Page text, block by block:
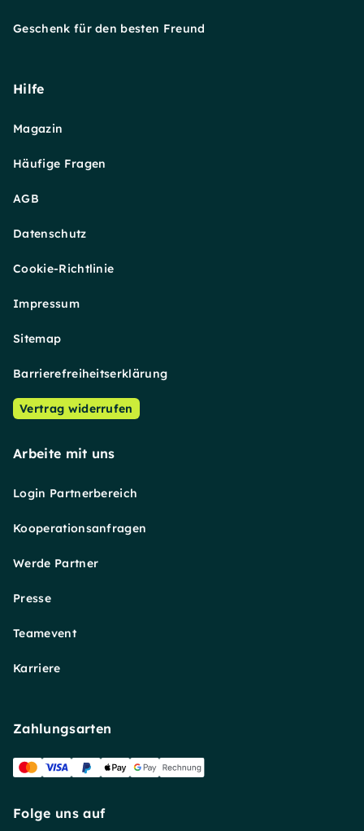
Geschenk für den besten Freund
Hilfe
Magazin
Häufige Fragen
AGB
Datenschutz
Cookie-Richtlinie
Impressum
Sitemap
Barrierefreiheitserklärung
Vertrag widerrufen
Arbeite mit uns
Login Partnerbereich
Kooperationsanfragen
Werde Partner
Presse
Teamevent
Karriere
Zahlungsarten
Folge uns auf